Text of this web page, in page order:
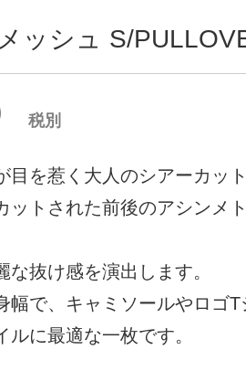
ッシュ S/
税別
目を惹く大人のシアーカッ
ットされた前後のアシンメ
な抜け感を演出します。
幅で、キャミソールやロゴ
ルに最適な一枚です。